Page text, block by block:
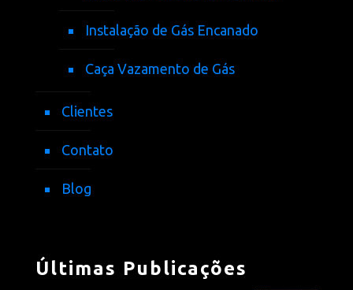
Instalação de Gás Encanado
Caça Vazamento de Gás
Clientes
Contato
Blog
Últimas Publicações